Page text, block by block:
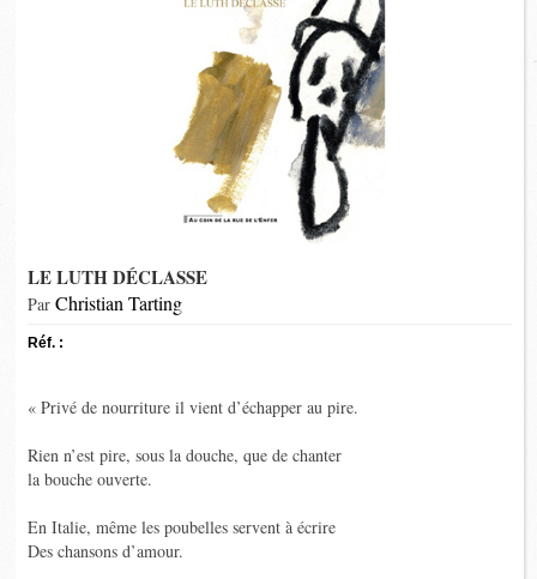
LE LUTH DÉCLASSE
Par Christian Tarting
Réf. :
« Privé de nourriture il vient d’échapper au pire.
Rien n’est pire, sous la douche, que de chanter
la bouche ouverte.
En Italie, même les poubelles servent à écrire
Des chansons d’amour.